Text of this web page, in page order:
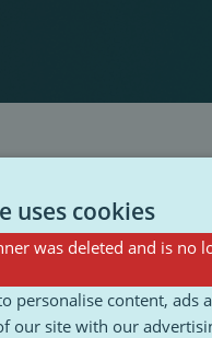
uses cookies
was deleted and is no
personalise content,
our site with our